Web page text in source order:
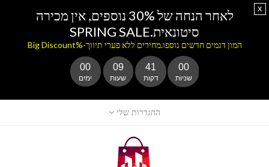
ההגדרות שלי
לאחר הנחה של 30% נוספים, אין מכירה
סיטונאית.SPRING SALE
המון דגמים חדשים נוספו.מחירים ללא פערי תיווך-%Big Discount
00
ימים
09
שעות
40
דקות
59
שניות
x